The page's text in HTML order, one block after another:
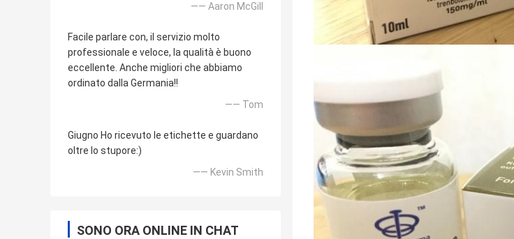
—— Aaron McGill
Facile parlare con, il servizio molto
professionale e veloce, la qualità è buono
eccellente. Anche migliori che abbiamo
ordinato dalla Germania!!
—— Tom
Giugno Ho ricevuto le etichette e guardano
oltre lo stupore:)
—— Kevin Smith
SONO ORA ONLINE IN CHAT